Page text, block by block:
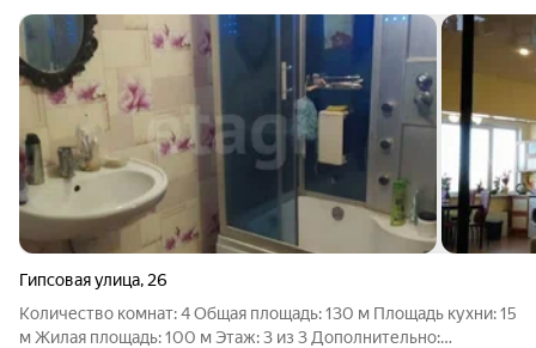
Гипсовая улица, 26
Количество комнат: 4 Общая площадь: 130 м Площадь кухни: 15
м Жилая площадь: 100 м Этаж: 3 из 3 Дополнительно: